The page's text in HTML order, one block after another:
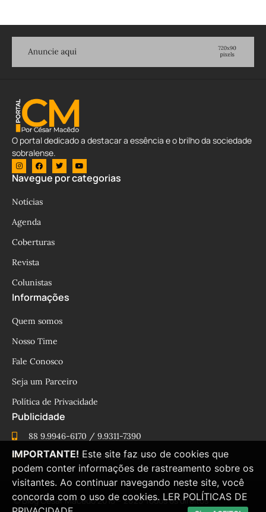
O portal dedicado a destacar a essência e o brilho da sociedade
sobralense.
Navegue por categorias
Notícias
Agenda
Coberturas
Revista
Colunistas
Informações
Quem somos
Nosso Time
Fale Conosco
Seja um Parceiro
Política de Privacidade
Publicidade
88 9.9946-6170 / 9.9311-7390
cesinhamacedo@yahoo.com.br
© Blog César Macêdo 2015 – 2025 Todos os direitos
IMPORTANTE! Este site faz uso de cookies que
podem conter informações de rastreamento sobre os
visitantes. Ao continuar navegando neste site, você
concorda com o uso de cookies. LER POLÍTICAS DE